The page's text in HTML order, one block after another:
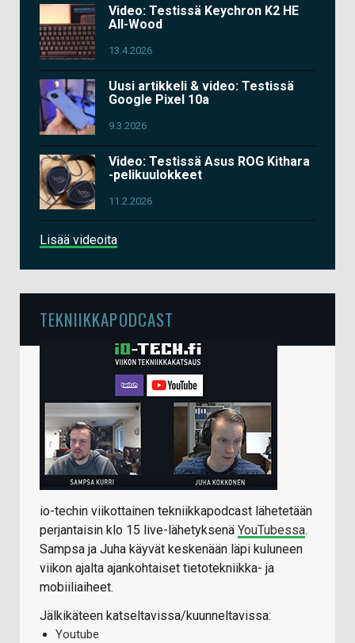
Video: Testissä Keychron K2 HE
All-Wood
13.4.2026
Uusi artikkeli & video: Testissä
Google Pixel 10a
9.3.2026
Video: Testissä Asus ROG Kithara
-pelikuulokkeet
11.2.2026
Lisää videoita
TEKNIIKKAPODCAST
io-techin viikottainen tekniikkapodcast lähetetään
perjantaisin klo 15 live-lähetyksenä YouTubessa.
Sampsa ja Juha käyvät keskenään läpi kuluneen
viikon ajalta ajankohtaiset tietotekniikka- ja
mobiiliaiheet.
Jälkikäteen katseltavissa/kuunneltavissa:
Youtube